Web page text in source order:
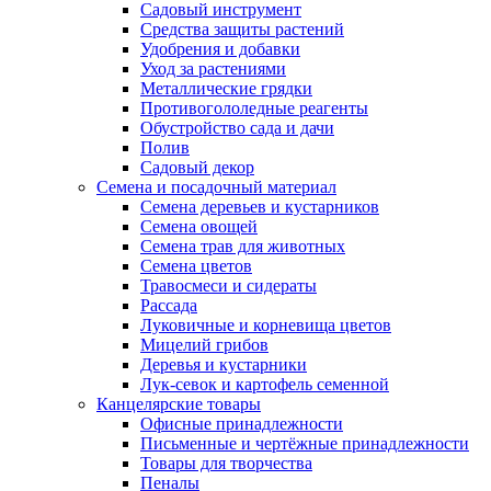
Садовый инструмент
Средства защиты растений
Удобрения и добавки
Уход за растениями
Металлические грядки
Противогололедные реагенты
Обустройство сада и дачи
Полив
Садовый декор
Семена и посадочный материал
Семена деревьев и кустарников
Семена овощей
Семена трав для животных
Семена цветов
Травосмеси и сидераты
Рассада
Луковичные и корневища цветов
Мицелий грибов
Деревья и кустарники
Лук-севок и картофель семенной
Канцелярские товары
Офисные принадлежности
Письменные и чертёжные принадлежности
Товары для творчества
Пеналы